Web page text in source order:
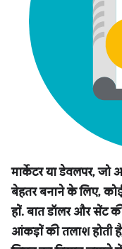
मार्केटर या डेवलपर,
बेहतर बनाने के लिए,
हों. बात डॉलर और सेंट
आंकड़ों की तलाश होती